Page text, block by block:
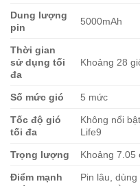
Dung lượng
pin
5000mAh
Thời gian
sử dụng tối
đa
Khoảng 28
Số mức gió 5 mức
Tốc độ gió
tối đa
Không nổi
Life9
Trọng lượng Khoảng 7.05
Điểm mạnh
Pin lâu, dùng